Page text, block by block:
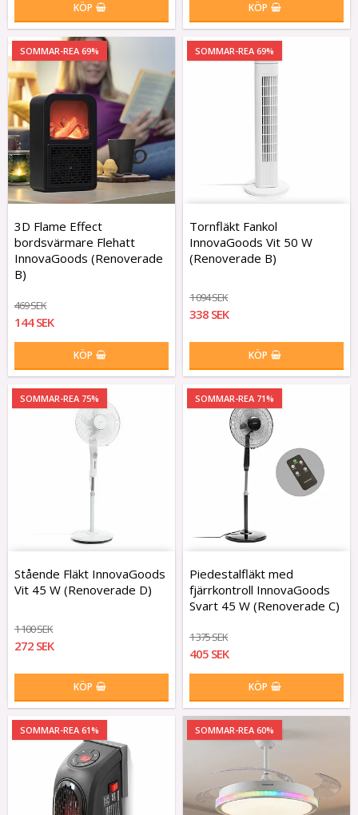
KÖP KÖP
SOMMAR-REA 69%
3D Flame Effect
bordsvärmare Flehatt
InnovaGoods (Renoverade
B)
469 SEK
144 SEK
KÖP
SOMMAR-REA 69%
Tornfläkt Fankol
InnovaGoods Vit 50 W
(Renoverade B)
1 094 SEK
338 SEK
KÖP
SOMMAR-REA 75%
Stående Fläkt InnovaGoods
Vit 45 W (Renoverade D)
1 100 SEK
272 SEK
KÖP
SOMMAR-REA 71%
Piedestalfläkt med
fjärrkontroll InnovaGoods
Svart 45 W (Renoverade C)
1 375 SEK
405 SEK
KÖP
SOMMAR-REA 61% SOMMAR-REA 60%